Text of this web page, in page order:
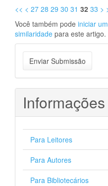
<< < 27 28 29 30 31 32 33 >
Você também pode iniciar
similaridade para este artigo.
Enviar
Submissão
Enviar Submissão
Informações
Para Leitores
Para Autores
Para Bibliotecários